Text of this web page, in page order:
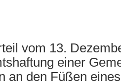
vom 13.
einer
an den Füßen